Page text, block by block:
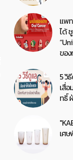
แพ
ได้
ขอ
5 วิ
เสื่
ทธิ์
เศ